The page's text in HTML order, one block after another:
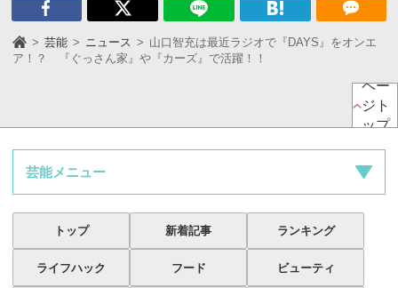
芸能 ニュース
山口智充は最近ラジオで『DAYS』をオンエ
ア！？ 『ぐっさん家』や『カーズ』で活躍！！
ペー
ジト
ップ
芸能メニュー
トップ 新着記事 ランキング
ライフハック フード ビューティ